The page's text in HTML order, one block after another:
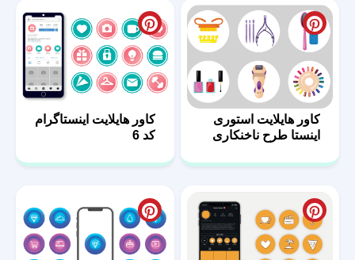
کاور هایلایت استوری
اینستا طرح ناخنکاری
کاور هایلایت اینستاگرام
کد 6